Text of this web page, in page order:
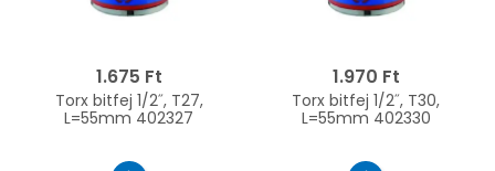
1.675 Ft
Torx bitfej 1/2˝, T27,
L=55mm 402327
1.970 Ft
Torx bitfej 1/2˝, T30,
L=55mm 402330